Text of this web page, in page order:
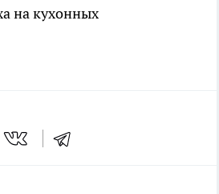
на кухонных